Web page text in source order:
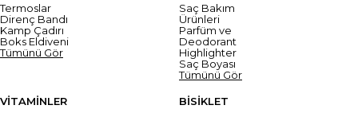
Termoslar
Direnç Bandı
Kamp Çadırı
Boks Eldiveni
Tümünü Gör
Saç Bakım
Ürünleri
Parfüm ve
Deodorant
Highlighter
Saç Boyası
Tümünü Gör
VİTAMİNLER
BİSİKLET